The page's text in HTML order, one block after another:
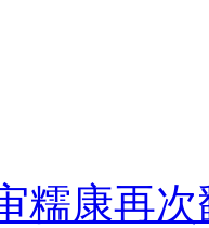
正糯康再